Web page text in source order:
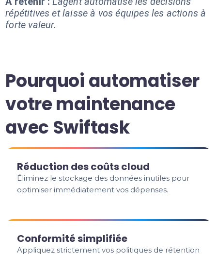
répétitives et laisse à vos équipes les actions à
forte valeur.
Pourquoi automatiser
votre maintenance
avec Swiftask
Réduction des coûts cloud
Éliminez le stockage des données inutiles pour
optimiser immédiatement vos dépenses.
Conformité simplifiée
Appliquez strictement vos politiques de rétention